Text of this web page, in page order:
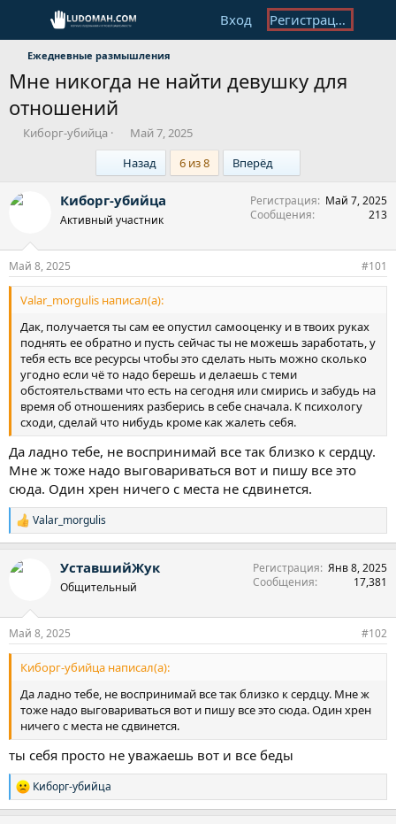
Вход Регистрация
Ежедневные размышления
Мне никогда не найти девушку для
отношений
А
р
м
ы
Киборг-убийца
Д
а
т
а
н
ч
а
Май 7, 2025
Назад 6 из 8 Вперёд
Киборг-убийца
Активный участник
Регистрация
Май 7, 2025
Сообщения
213
Май 8, 2025 #101
Valar_morgulis написал(а):
Дак, получается ты сам ее опустил самооценку и в твоих руках
поднять ее обратно и пусть сейчас ты не можешь заработать, у
тебя есть все ресурсы чтобы это сделать ныть можно сколько
угодно если чё то надо берешь и делаешь с теми
обстоятельствами что есть на сегодня или смирись и забудь на
время об отношениях разберись в себе сначала. К психологу
сходи, сделай что нибудь кроме как жалеть себя.
Да ладно тебе, не воспринимай все так близко к сердцу.
Мне ж тоже надо выговариваться вот и пишу все это
сюда. Один хрен ничего с места не сдвинется.
Р
е
к
Valar_morgulis
УставшийЖук
Общительный
Регистрация Янв 8, 2025
Сообщения
17,381
Май 8, 2025 #102
Киборг-убийца написал(а):
Да ладно тебе, не воспринимай все так близко к сердцу. Мне ж
тоже надо выговариваться вот и пишу все это сюда. Один хрен
ничего с места не сдвинется.
ты себя просто не уважаешь вот и все беды
Р
е
Киборг-убийца